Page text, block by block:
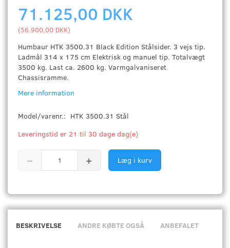
71.125,00 DKK
(56.900,00 DKK)
Humbaur HTK 3500.31 Black Edition Stålsider. 3 vejs tip.
Ladmål 314 x 175 cm Elektrisk og manuel tip. Totalvægt
3500 kg. Last ca. 2600 kg. Varmgalvaniseret
Chassisramme.
Mere information
Model/varenr.: HTK 3500.31 Stål
Leveringstid er 21 til 30 dage dag(e)
Læg i kurv
BESKRIVELSE ANDRE KØBTE OGSÅ ANBEFALET